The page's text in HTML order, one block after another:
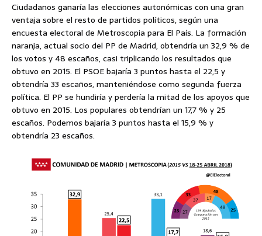
Ciudadanos ganaría las elecciones autonómicas con una gran
ventaja sobre el resto de partidos políticos, según una
encuesta electoral de Metroscopia para El País. La formación
naranja, actual socio del PP de Madrid, obtendría un 32,9 % de
los votos y 48 escaños, casi triplicando los resultados que
obtuvo en 2015. El PSOE bajaría 3 puntos hasta el 22,5 y
obtendría 33 escaños, manteniéndose como segunda fuerza
política. El PP se hundiría y perdería la mitad de los apoyos que
obtuvo en 2015. Los populares obtendrían un 17,7 % y 25
escaños. Podemos bajaría 3 puntos hasta el 15,9 % y
obtendría 23 escaños.